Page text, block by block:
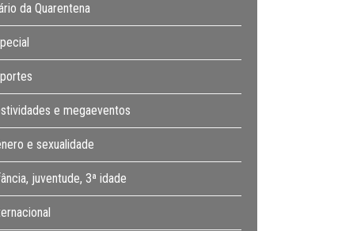
da Quarentena
e megaeventos
e sexualidade
juventude, 3ª idade